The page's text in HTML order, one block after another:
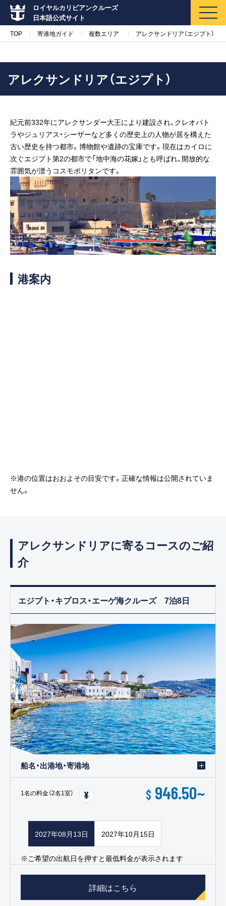
ロイヤルカリビアンクルーズ
日本語公式サイト
マイページ メルマガ登録
クルーズ検索
キャンペーン・特集
クルーズの楽しみ方
船内へようこそ
客船のご案内
寄港地ガイド
トピックス
TOP 寄港地ガイド 複数エリア アレクサンドリア（エジプト）
アレクサンドリア（エジプト）
紀元前332年にアレクサンダー大王により建設され、クレオパト
ラやジュリアス・シーザーなど多くの歴史上の人物が居を構えた
古い歴史を持つ都市。博物館や遺跡の宝庫です。現在はカイロに
次ぐエジプト第2の都市で「地中海の花嫁」とも呼ばれ、開放的な
雰囲気が漂うコスモポリタンです。
港案内
※港の位置はおおよその目安です。正確な情報は公開されていま
せん。
アレクサンドリアに寄るコースのご紹
介
エジプト・キプロス・エーゲ海クルーズ 7泊8日
船名・出港地・寄港地
1名の料金（2名1室） $ 946.50~
2027年08月13日 2027年10月15日
※ご希望の出航日を押すと最低料金が表示されます
詳細はこちら